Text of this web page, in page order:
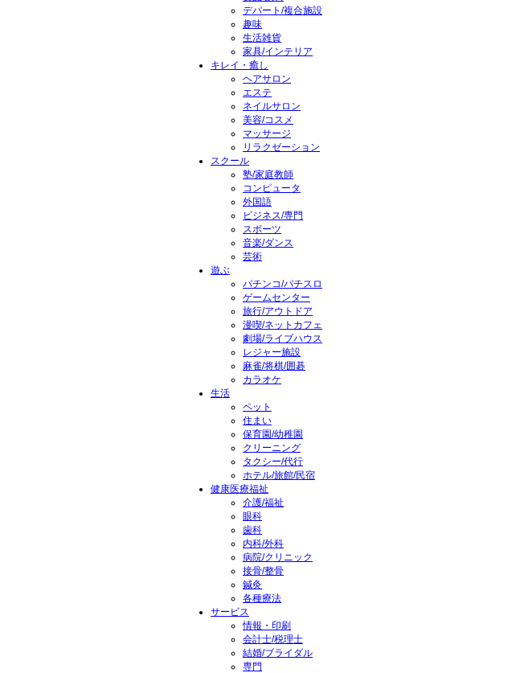
デパート/複合施設
趣味
生活雑貨
家具/インテリア
キレイ・癒し
ヘアサロン
エステ
ネイルサロン
美容/コスメ
マッサージ
リラクゼーション
スクール
塾/家庭教師
コンピュータ
外国語
ビジネス/専門
スポーツ
音楽/ダンス
芸術
遊ぶ
パチンコ/パチスロ
ゲームセンター
旅行/アウトドア
漫喫/ネットカフェ
劇場/ライブハウス
レジャー施設
麻雀/将棋/囲碁
カラオケ
生活
ペット
住まい
保育園/幼稚園
クリーニング
タクシー/代行
ホテル/旅館/民宿
健康医療福祉
介護/福祉
眼科
歯科
内科/外科
病院/クリニック
接骨/整骨
鍼灸
各種療法
サービス
情報・印刷
会計士/税理士
結婚/ブライダル
専門